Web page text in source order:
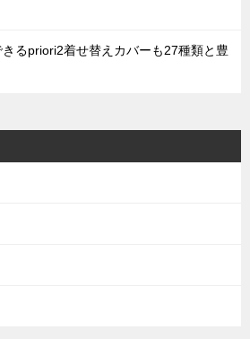
るpriori2着せ替えカバーも27種類と豊